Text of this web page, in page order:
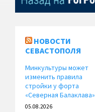
НОВОСТИ
СЕВАСТОПОЛЯ
Минкультуры может
изменить правила
стройки у форта
«Северная Балаклава»
05.08.2026